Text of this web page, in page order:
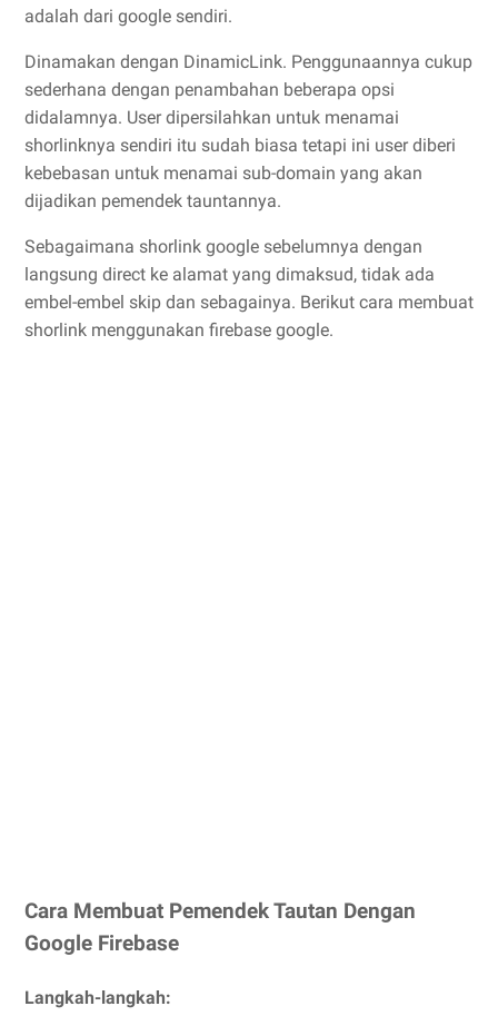
adalah dari google sendiri.
Dinamakan dengan DinamicLink. Penggunaannya cukup
sederhana dengan penambahan beberapa opsi
didalamnya. User dipersilahkan untuk menamai
shorlinknya sendiri itu sudah biasa tetapi ini user diberi
kebebasan untuk menamai sub-domain yang akan
dijadikan pemendek tauntannya.
Sebagaimana shorlink google sebelumnya dengan
langsung direct ke alamat yang dimaksud, tidak ada
embel-embel skip dan sebagainya. Berikut cara membuat
shorlink menggunakan firebase google.
Cara Membuat Pemendek Tautan Dengan
Google Firebase
Langkah-langkah: